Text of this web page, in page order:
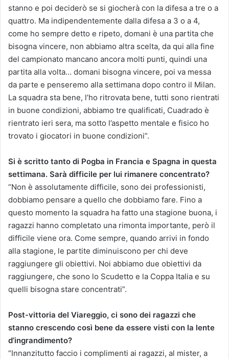
stanno e poi deciderò se si giocherà con la difesa a tre o a
quattro. Ma indipendentemente dalla difesa a 3 o a 4,
come ho sempre detto e ripeto, domani è una partita che
bisogna vincere, non abbiamo altra scelta, da qui alla fine
del campionato mancano ancora molti punti, quindi una
partita alla volta… domani bisogna vincere, poi va messa
da parte e penseremo alla settimana dopo contro il Milan.
La squadra sta bene, l’ho ritrovata bene, tutti sono rientrati
in buone condizioni, abbiamo tre qualificati, Cuadrado è
rientrato ieri sera, ma sotto l’aspetto mentale e fisico ho
trovato i giocatori in buone condizioni”.
Si è scritto tanto di Pogba in Francia e Spagna in questa
settimana. Sarà difficile per lui rimanere concentrato?
“Non è assolutamente difficile, sono dei professionisti,
dobbiamo pensare a quello che dobbiamo fare. Fino a
questo momento la squadra ha fatto una stagione buona, i
ragazzi hanno completato una rimonta importante, però il
difficile viene ora. Come sempre, quando arrivi in fondo
alla stagione, le partite diminuiscono per chi deve
raggiungere gli obiettivi. Noi abbiamo due obiettivi da
raggiungere, che sono lo Scudetto e la Coppa Italia e su
quelli bisogna stare concentrati”.
Post-vittoria del Viareggio, ci sono dei ragazzi che
stanno crescendo così bene da essere visti con la lente
d’ingrandimento?
“Innanzitutto faccio i complimenti ai ragazzi, al mister, a